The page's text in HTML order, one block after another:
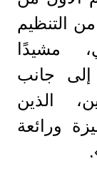
التنظيم
مشيدًا
إلى جانب
الذين
ورائعة